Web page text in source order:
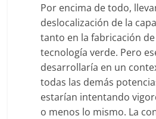
Por encima de todo,
deslocalización de la
tanto en la fabricación
tecnología verde. Pero
desarrollaría en un
todas las demás
estarían intentando
o menos lo mismo. La